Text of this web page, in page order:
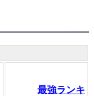
最強ランキ